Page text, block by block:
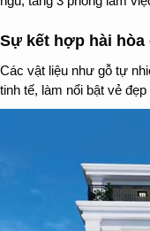
Sự kết hợp hài hòa
Các vật liệu như gỗ tự
tinh tế, làm nổi bật vẻ